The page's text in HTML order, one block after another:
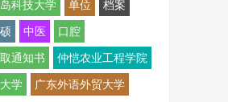
化 全省，不限
化 全省，不限
全省，不限
科技大学 单位 档案
中医 口腔
通知书 仲恺农业工程学院
学 广东外语外贸大学